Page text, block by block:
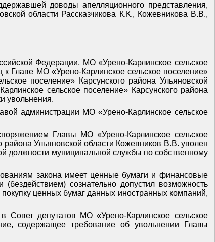
доводы апелляционного представления,
области Рассказчикова К.К., Кожевникова В.В.,
Федерации, МО «Урено-Карлинское сельское
к Главе МО «Урено-Карлинское сельское поселение»
поселение» Карсунского района Ульяновской
сельское поселение» Карсунского района
увольнения.
администрации МО «Урено-Карлинское сельское
Главы МО «Урено-Карлинское сельское
Ульяновской области Кожевников В.В. уволен
должности муниципальной службы по собственному
закона имеет ценные бумаги и финансовые
сознательно допустил возможность
ценных бумаг данных иностранных компаний,
Совет депутатов МО «Урено-Карлинское сельское
содержащее требование об увольнении Главы